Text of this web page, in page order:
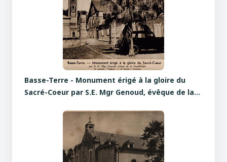
Basse-Terre - Monument érigé à la gloire du
Sacré-Coeur par S.E. Mgr Genoud, évêque de la…